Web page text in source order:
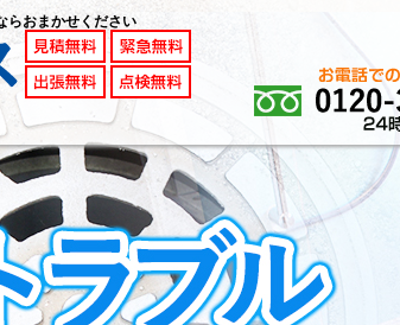
らおまかせください